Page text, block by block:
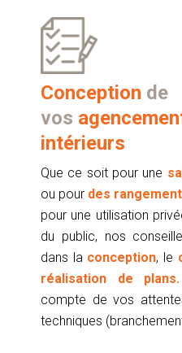
Conception de
vos
intérieurs
Que ce soit pour une
ou pour des
pour une utilisation
du public, nos
dans la conception, le
réalisation de
compte de vos
techniques